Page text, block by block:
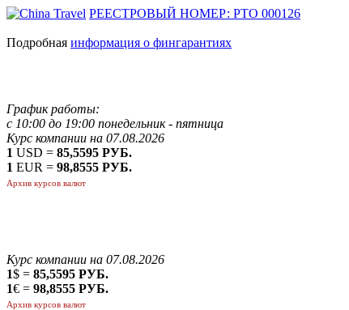
РЕЕСТРОВЫЙ НОМЕР: РТО 000126
Подробная информация о фингарантиях
График работы:
с 10:00 до 19:00 понедельник - пятница
Курс компании на 07.08.2026
1 USD = 85,5595 РУБ.
1 EUR = 98,8555 РУБ.
Архив курсов валют
Курс компании на 07.08.2026
1$ = 85,5595 РУБ.
1€ = 98,8555 РУБ.
Архив курсов валют